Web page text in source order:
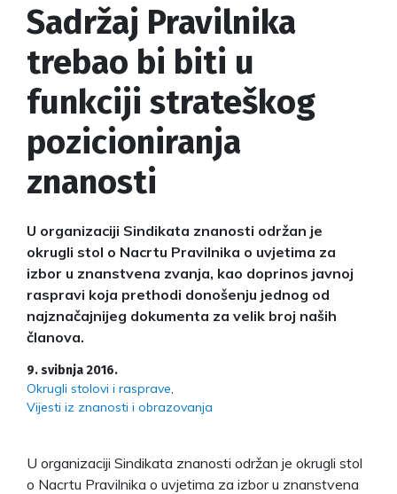
Sadržaj Pravilnika
trebao bi biti u
funkciji strateškog
pozicioniranja
znanosti
U organizaciji Sindikata znanosti održan je
okrugli stol o Nacrtu Pravilnika o uvjetima za
izbor u znanstvena zvanja, kao doprinos javnoj
raspravi koja prethodi donošenju jednog od
najznačajnijeg dokumenta za velik broj naših
članova.
9. svibnja 2016.
Okrugli stolovi i rasprave
Vijesti iz znanosti i obrazovanja
U organizaciji Sindikata znanosti održan je okrugli stol
o Nacrtu Pravilnika o uvjetima za izbor u znanstvena